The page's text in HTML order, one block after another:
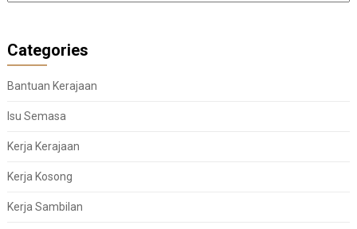
Categories
Bantuan Kerajaan
Isu Semasa
Kerja Kerajaan
Kerja Kosong
Kerja Sambilan